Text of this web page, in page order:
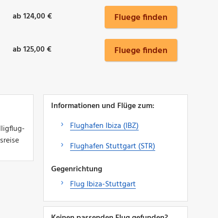
ab 124,00 € Fluege finden
ab 125,00 € Fluege finden
Informationen und Flüge zum:
Flughafen Ibiza (IBZ)
Flughafen Stuttgart (STR)
Gegenrichtung
Flug Ibiza-Stuttgart